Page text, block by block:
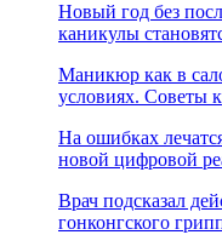
Новый год без
каникулы
Маникюр как в
условиях. Советы
На ошибках
новой цифровой
Врач подсказал
гонконгского